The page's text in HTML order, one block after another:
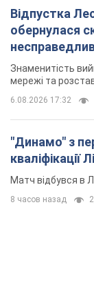
8 часов назад